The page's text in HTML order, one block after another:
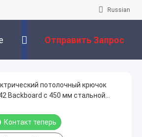
Russian
Отправить Запрос
потолочный крючок
Backboard с 450 мм стальной
Контакт теперь